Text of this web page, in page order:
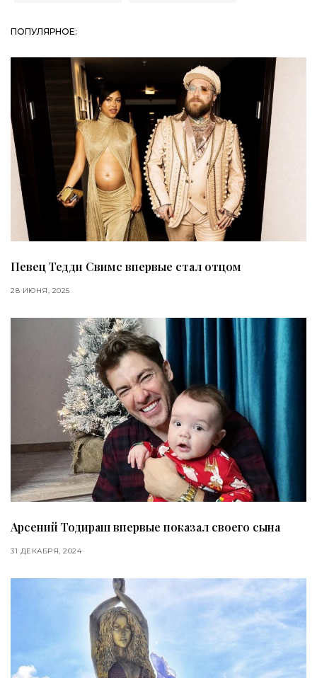
ПОПУЛЯРНОЕ:
Певец Тедди Свимс впервые стал отцом
28 ИЮНЯ, 2025
Арсений Тодираш впервые показал своего сына
31 ДЕКАБРЯ, 2024